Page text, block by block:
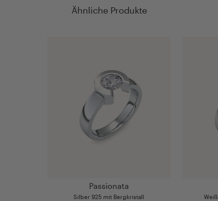
Ähnliche Produkte
Passionata
Silber 925 mit Bergkristall